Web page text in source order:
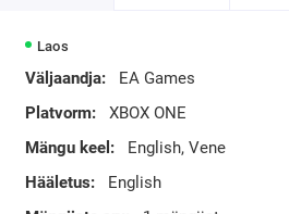
Laos
Väljaandja:
EA Games
Platvorm:
XBOX ONE
Mängu keel:
English, Vene
Hääletus:
English